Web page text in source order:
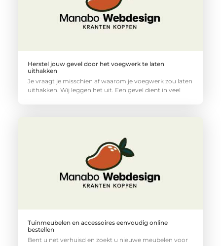
Herstel jouw gevel door het voegwerk te laten
uithakken
Je vraagt je misschien af waarom je voegwerk zou laten
uithakken. Wij leggen het uit. Een gevel dient in veel
Tuinmeubelen en accessoires eenvoudig online
bestellen
Bent u net verhuisd en zoekt u nieuwe meubelen voor